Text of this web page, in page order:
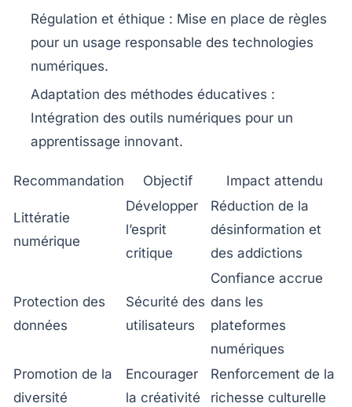
Régulation et éthique : Mise en place de règles
pour un usage responsable des technologies
numériques.
Adaptation des méthodes éducatives :
Intégration des outils numériques pour un
apprentissage innovant.
Recommandation Objectif Impact attendu
Littératie
numérique
Développer
l’esprit
critique
Réduction de la
désinformation et
des addictions
Protection des
données
Sécurité des
utilisateurs
Confiance accrue
dans les
plateformes
numériques
Promotion de la
diversité
Encourager
la créativité
Renforcement de la
richesse culturelle